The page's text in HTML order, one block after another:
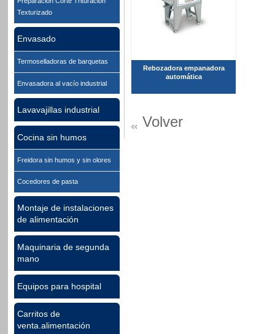
Texturizado
Envasado
Termoselladoras de barquetas
Envasadora al vacío industrial
Lavavajillas industrial
Cocina sin humos
Freidora sin humos y sin olores
Cocedores de pasta
Montaje de instalaciones
de alimentación
Maquinaria de segunda
mano
Equipos para hospital
Carritos de
venta.alimentación
Rebozadora empanadora
automática
Volver